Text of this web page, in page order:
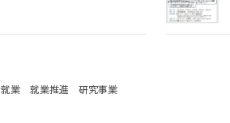
業 就業推進 研究事業